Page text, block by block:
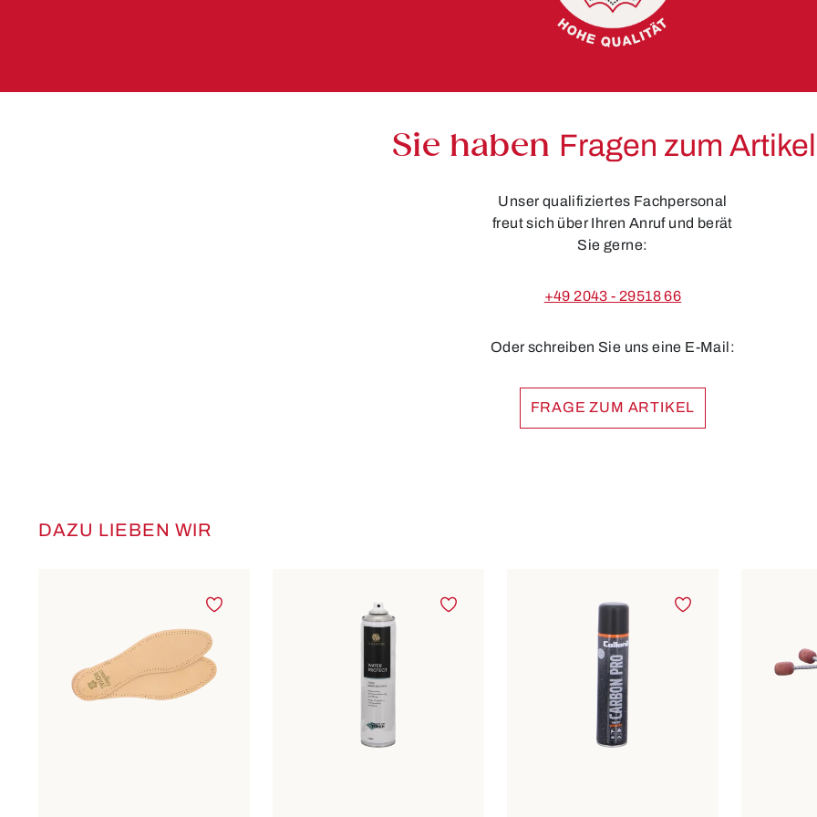
Sie haben Fragen zum
Unser qualifiziertes Fachpersonal
freut sich über Ihren Anruf und berät
Sie gerne:
+49 2043 - 29518 66
Oder schreiben Sie uns eine E-Mail:
FRAGE ZUM ARTIKEL
Produktgalerie überspringen
DAZU LIEBEN WIR